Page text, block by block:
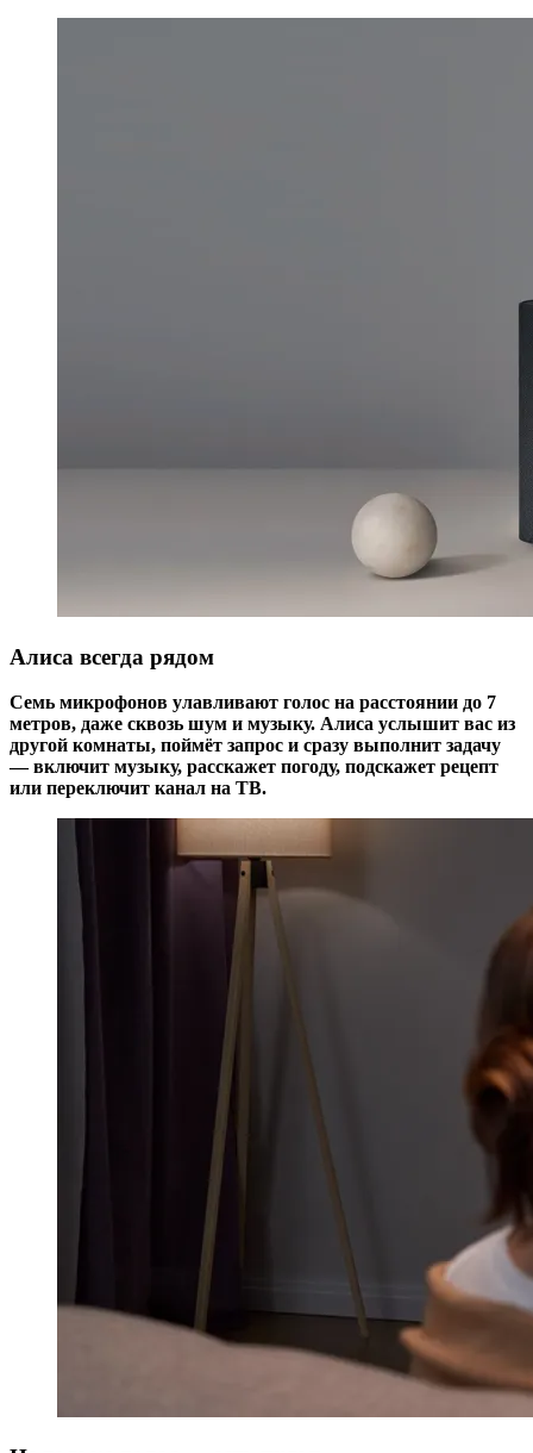
Алиса всегда рядом
Семь микрофонов улавливают голос на расстоянии до 7
метров, даже сквозь шум и музыку. Алиса услышит вас из
другой комнаты, поймёт запрос и сразу выполнит задачу
— включит музыку, расскажет погоду, подскажет рецепт
или переключит канал на ТВ.